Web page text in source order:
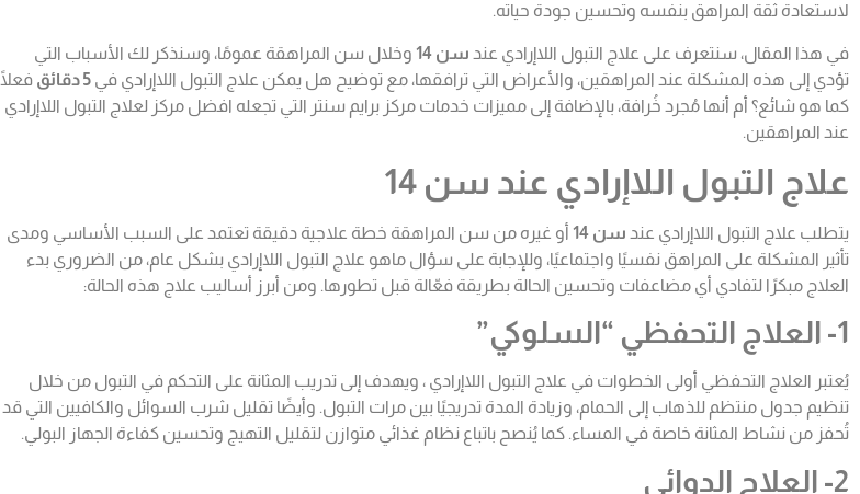
لاستعادة ثقة المراهق بنفسه وتحسين جودة حياته.
في هذا المقال، سنتعرف على علاج التبول اللاإرادي عند سن 14
وخلال سن المراهقة عمومًا، وسنذكر لك الأسباب التي
تؤدي إلى هذه المشكلة عند المراهقين، والأعراض التي ترافقها، مع توضيح هل يمكن علاج التبول اللاإرادي في 5 دقائق
فعلًا
كما هو شائع؟ أم أنها مُجرد خُرافة، بالإضافة إلى مميزات خدمات مركز برايم سنتر التي تجعله افضل مركز لعلاج التبول اللاإرادي
عند المراهقين.
علاج التبول اللاإرادي عند سن 14
يتطلب علاج التبول اللاإرادي عند سن 14
أو غيره من سن المراهقة خطة علاجية دقيقة تعتمد على السبب الأساسي ومدى
تأثير المشكلة على المراهق نفسيًا واجتماعيًا، وللإجابة على سؤال ماهو علاج التبول اللاإرادي بشكل عام، من الضروري بدء
العلاج مبكرًا لتفادي أي مضاعفات وتحسين الحالة بطريقة فعّالة قبل تطورها. ومن أبرز أساليب علاج هذه الحالة:
1- العلاج التحفظي “السلوكي”
يُعتبر العلاج التحفظي أولى الخطوات في علاج التبول اللاإرادي ، ويهدف إلى تدريب المثانة على التحكم في التبول من خلال
تنظيم جدول منتظم للذهاب إلى الحمام، وزيادة المدة تدريجيًا بين مرات التبول. وأيضًا تقليل شرب السوائل والكافيين التي قد
تُحفز من نشاط المثانة خاصة في المساء. كما يُنصح باتباع نظام غذائي متوازن لتقليل التهيج وتحسين كفاءة الجهاز البولي.
2- العلاج الدوائي